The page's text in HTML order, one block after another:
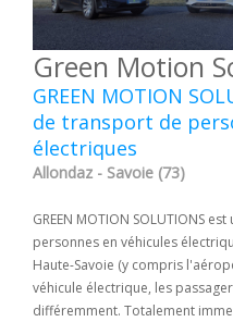
Green Motion
GREEN MOTION
de transport de
électriques
Allondaz - Savoie (73)
GREEN MOTION SOLUTIONS
personnes en véhicules
Haute-Savoie (y compris
véhicule électrique, les
différemment. Totalement